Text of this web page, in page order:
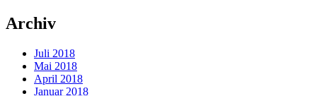
Archiv
Juli 2018
Mai 2018
April 2018
Januar 2018